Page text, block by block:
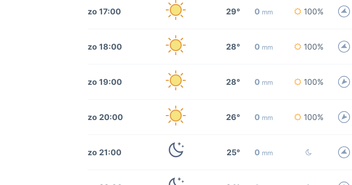
zo 17:00 29° 0 mm 100%
zo 18:00 28° 0 mm 100%
zo 19:00 28° 0 mm 100%
zo 20:00 26° 0 mm 100%
zo 21:00 25° 0 mm